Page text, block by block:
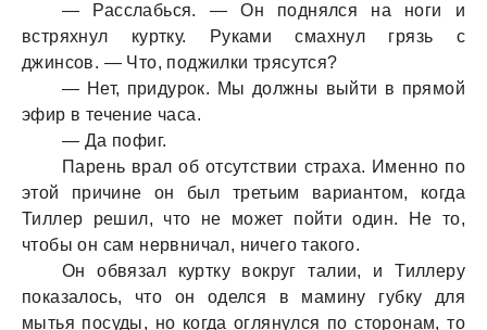
— Расслабься. — Он поднялся на ноги и
встряхнул куртку. Руками смахнул грязь с
джинсов. — Что, поджилки трясутся?
— Нет, придурок. Мы должны выйти в прямой
эфир в течение часа.
— Да пофиг.
Парень врал об отсутствии страха. Именно по
этой причине он был третьим вариантом, когда
Тиллер решил, что не может пойти один. Не то,
чтобы он сам нервничал, ничего такого.
Он обвязал куртку вокруг талии, и Тиллеру
показалось, что он оделся в мамину губку для
мытья посуды, но когда оглянулся по сторонам, то